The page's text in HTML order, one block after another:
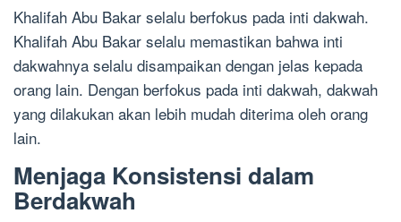
Khalifah Abu Bakar selalu berfokus pada inti dakwah.
Khalifah Abu Bakar selalu memastikan bahwa inti
dakwahnya selalu disampaikan dengan jelas kepada
orang lain. Dengan berfokus pada inti dakwah, dakwah
yang dilakukan akan lebih mudah diterima oleh orang
lain.
Menjaga Konsistensi dalam
Berdakwah